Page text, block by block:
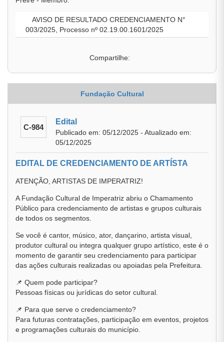
AVISO DE RESULTADO CREDENCIAMENTO N°
003/2025, Processo nº 02.19.00.1601/2025
Compartilhe:
Fundação Cultural
C-984
Edital
Publicado em: 05/12/2025 - Atualizado em:
05/12/2025
EDITAL DE CREDENCIAMENTO DE ARTÍSTA
ATENÇÃO, ARTISTAS DE IMPERATRIZ!
A Fundação Cultural de Imperatriz abriu o Chamamento
Público para credenciamento de artistas e grupos culturais
de todos os segmentos.
Se você é cantor, músico, ator, dançarino, artista visual,
produtor cultural ou integra qualquer grupo artístico, este é o
momento de garantir seu credenciamento para participar
das ações culturais realizadas ou apoiadas pela Prefeitura.
📌 Quem pode participar?
Pessoas físicas ou jurídicas do setor cultural.
📌 Para que serve o credenciamento?
Para futuras contratações, participação em eventos, projetos
e programações culturais do município.